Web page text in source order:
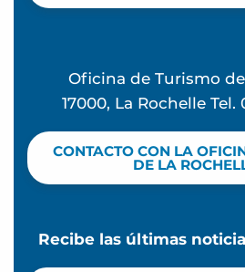
Oficina de Turismo
17000, La Rochelle Tel.
CONTACTO CON LA
DE LA
Recibe las últimas